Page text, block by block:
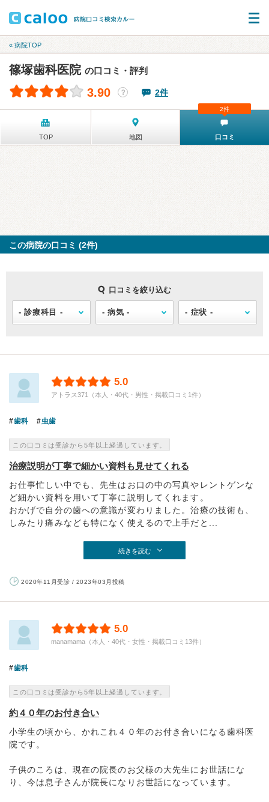
« 病院TOP
篠塚歯科医院 の口コミ・評判
3.90 ？ 2件
TOP 地図 口コミ
2件
この病院の口コミ (2件)
口コミを絞り込む
5.0
アトラス371（本人・40代・男性・掲載口コミ1件）
歯科 虫歯
この口コミは受診から5年以上経過しています。
治療説明が丁寧で細かい資料も見せてくれる
お仕事忙しい中でも、先生はお口の中の写真やレントゲンな
ど細かい資料を用いて丁寧に説明してくれます。
おかげで自分の歯への意識が変わりました。治療の技術も、
しみたり痛みなども特になく使えるので上手だと...
続きを読む
2020年11月受診 / 2023年03月投稿
5.0
manamama（本人・40代・女性・掲載口コミ13件）
歯科
この口コミは受診から5年以上経過しています。
約４０年のお付き合い
小学生の頃から、かれこれ４０年のお付き合いになる歯科医
院です。
子供のころは、現在の院長のお父様の大先生にお世話にな
り、今は息子さんが院長になりお世話になっています。